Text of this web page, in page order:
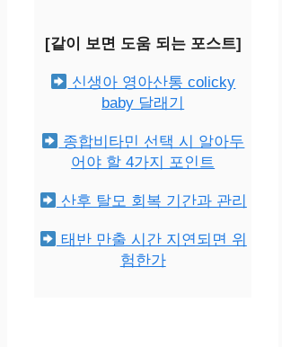
[같이 보면 도움 되는 포스트]
신생아 영아산통 colicky
baby 달래기
종합비타민 선택 시 알아두
어야 할 4가지 포인트
산후 탈모 회복 기간과 관리
태반 만출 시간 지연되면 위
험한가